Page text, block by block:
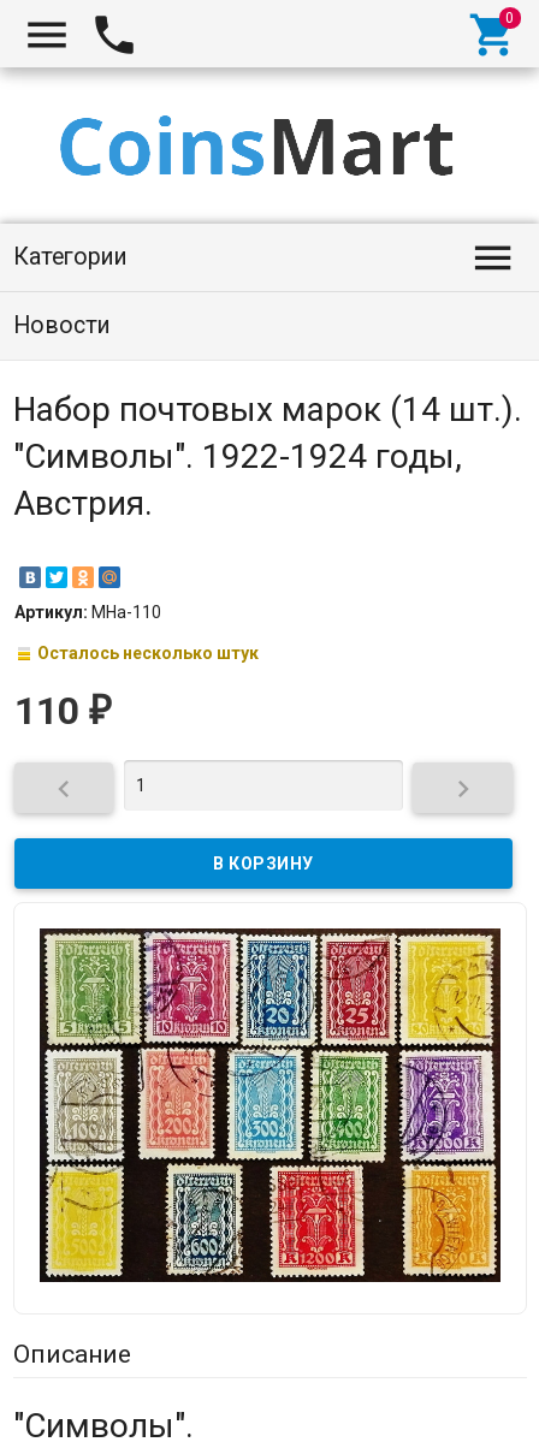
  
Категории 
Новости
Набор почтовых марок (14 шт.).
"Символы". 1922-1924 годы,
Австрия.
Артикул: МНа-110
Осталось несколько штук
110 ₽
 
Описание
"Символы".